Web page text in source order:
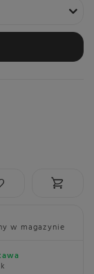
w magazynie